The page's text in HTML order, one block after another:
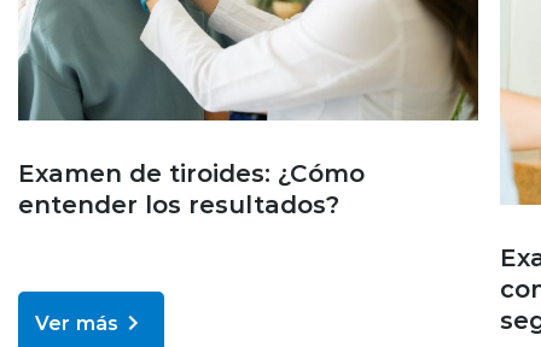
Examen de tiroides: ¿Cómo
entender los resultados?
Ver más